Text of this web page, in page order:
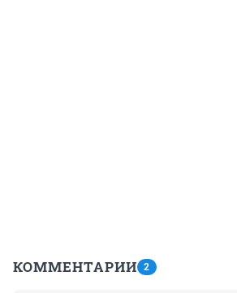
КОММЕНТАРИИ 2